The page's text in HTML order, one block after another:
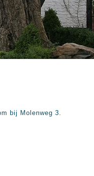
bij Molenweg 3.